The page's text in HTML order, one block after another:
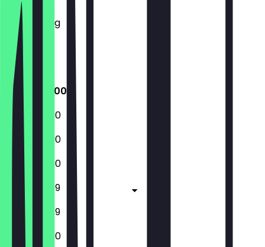
Mittwoch
Donnerstag
Freitag
Samstag
Sonntag
10:30 - 23:00
10:30 - 23:00
10:30 - 23:00
10:30 - 23:00
10:30 - 23:59
10:30 - 23:59
10:30 - 23:00